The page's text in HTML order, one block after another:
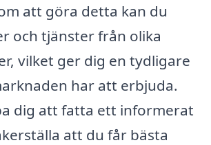
att göra detta kan du
och tjänster från olika
vilket ger dig en tydligare
har att erbjuda.
dig att fatta ett informerat
att du får bästa